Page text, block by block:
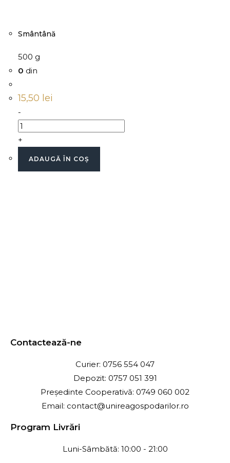
Smântână
500 g
0 din
15,50 lei
-
+
ADAUGĂ ÎN COȘ
Contactează-ne
Curier: 0756 554 047
Depozit: 0757 051 391
Președinte Cooperativă: 0749 060 002
Email: contact@unireagospodarilor.ro
Program Livrări
Luni-Sâmbătă: 10:00 - 21:00